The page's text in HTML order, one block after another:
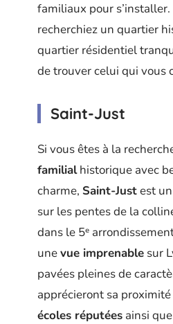
familiaux pour
recherchiez un quartier
quartier résidentiel
de trouver celui qui vous
Saint-Just
Si vous êtes à la
familialhistorique avec
charme, Saint-Justest
sur les pentes de la
dans le 5ᵉ
unevue imprenable sur
pavées pleines de
apprécieront sa
écoles réputées ainsi